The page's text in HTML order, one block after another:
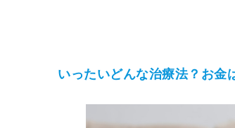
いったいどんな治療法？お金